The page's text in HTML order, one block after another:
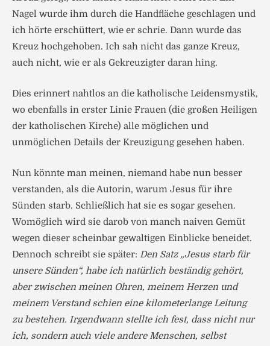
Nagel wurde ihm durch die Handfläche geschlagen und
ich hörte erschüttert, wie er schrie. Dann wurde das
Kreuz hochgehoben. Ich sah nicht das ganze Kreuz,
auch nicht, wie er als Gekreuzigter daran hing.
Dies erinnert nahtlos an die katholische Leidensmystik,
wo ebenfalls in erster Linie Frauen (die großen Heiligen
der katholischen Kirche) alle möglichen und
unmöglichen Details der Kreuzigung gesehen haben.
Nun könnte man meinen, niemand habe nun besser
verstanden, als die Autorin, warum Jesus für ihre
Sünden starb. Schließlich hat sie es sogar gesehen.
Womöglich wird sie darob von manch naiven Gemüt
wegen dieser scheinbar gewaltigen Einblicke beneidet.
Dennoch schreibt sie später: Den Satz „Jesus starb für
unsere Sünden“, habe ich natürlich beständig gehört,
aber zwischen meinen Ohren, meinem Herzen und
meinem Verstand schien eine kilometerlange Leitung
zu bestehen. Irgendwann stellte ich fest, dass nicht nur
ich, sondern auch viele andere Menschen, selbst